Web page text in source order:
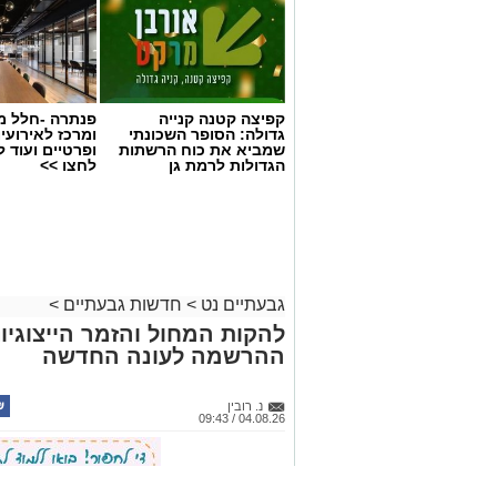
צילום: דוברות המשטרה
שירות חדש של משרד התחבורה
שכבת הגנה מפני העברת בעלות במרמה:
ממליצים לבעלי כלי הרכב להפעיל את
צורך לבצע העברת בעלות בדרך אחרת.
הקורונה, ואפשר למוכרי ולקוני רכב
הדואר או למשרד הרישוי.
קפיצה קטנה קנייה
גדולה: הסופר השכונתי
שמביא את כוח הרשתות
הגדולות לרמת גן
פנתרה -חלל
ומרכז
ופרטיים ועוד
לחצו >>
גבעתיים נט > חדשות גבעתיים >
להקות המחול והזמר
ההרשמה לעונה החדשה
נ. רובין
04.08.26 / 09:43